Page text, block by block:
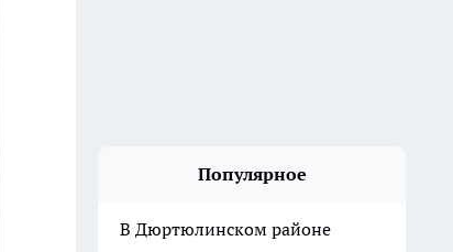
Популярное
В Дюртюлинском районе